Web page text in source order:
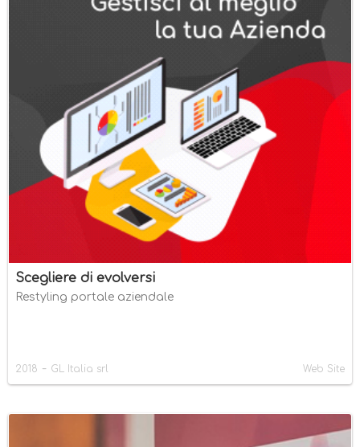
Scegliere di evolversi
Restyling portale aziendale
2018 - GL Italia srl Web Site